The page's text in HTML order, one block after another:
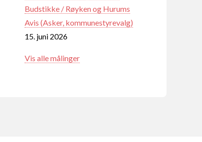
Budstikke / Røyken og Hurums
Avis (Asker, kommunestyrevalg)
15. juni 2026
Vis alle målinger